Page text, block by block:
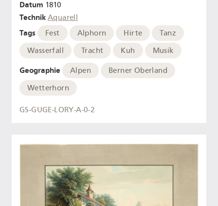
Datum 1810
Technik Aquarell
Tags Fest Alphorn Hirte
Tanz
Wasserfall
Tracht Kuh Musik
Geographie Alpen
Berner Oberland
Wetterhorn
GS-GUGE-LORY-A-0-2